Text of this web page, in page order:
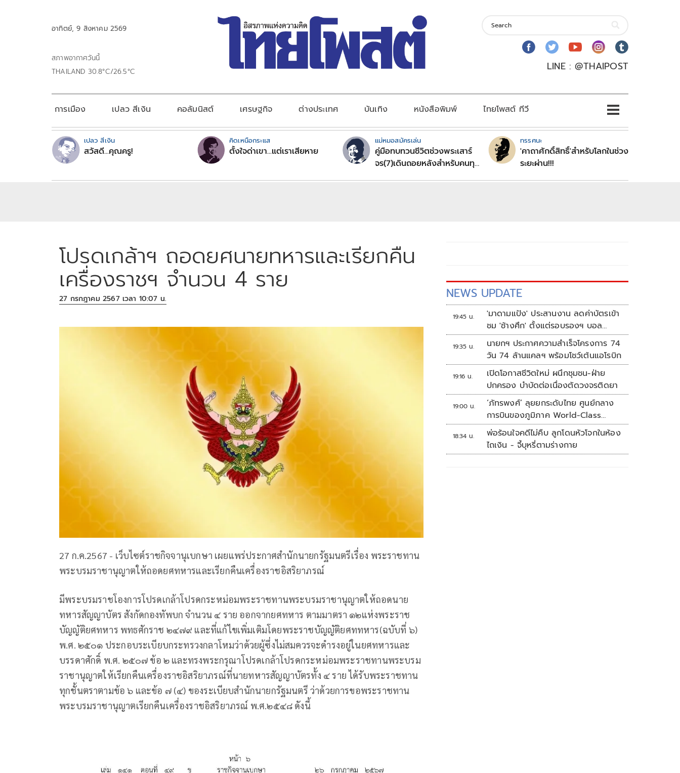
อาทิตย์, 9 สิงหาคม 2569
สภาพอากาศวันนี้
THAILAND 30.8°C/26.5°C
LINE : @THAIPOST
การเมือง เปลว สีเงิน คอลัมนิสต์ เศรษฐกิจ ต่างประเทศ บันเทิง หนังสือพิมพ์ ไทยโพสต์ ทีวี
เปลว สีเงิน
สวัสดี...คุณครู!
คิดเหนือกระแส
ตั้งใจด่าเขา...แต่เราเสียหาย
แม่หมอสมัครเล่น
คู่มือทบทวนชีวิตช่วงพระเสาร์
จร(7)เดินถอยหลังสำหรับคนทุก
ทรรศนะ
'คาถาศักดิ์สิทธิ์'สำหรับโลกในช่วง
ระยะผ่าน!!!
โปรดเกล้าฯ ถอดยศนายทหารและเรียกคืน
เครื่องราชฯ จำนวน 4 ราย
27 กรกฎาคม 2567 เวลา 10:07 น.
27 ก.ค.2567 - เว็บไซต์ราชกิจจานุเบกษา เผยแพร่ประกาศสำนักนายกรัฐมนตรีเรื่อง พระราชทาน
พระบรมราชานุญาตให้ถอดยศทหารและเรียกคืนเครื่องราชอิสริยาภรณ์
มีพระบรมราชโองการโปรดเกล้าโปรดกระหม่อมพระราชทานพระบรมราชานุญาตให้ถอดนาย
ทหารสัญญาบัตร สังกัดกองทัพบก จำนวน ๔ ราย ออกจากยศทหาร ตามมาตรา ๑๒แห่งพระราช
บัญญัติยศทหาร พทธศักราช ๒๔๗๙ และที่แก้ไขเพิ่มเติมโดยพระราชบัญญัติยศททหาร(ฉบับที่ ๖)
พ.ศ. ๒๕๐๑ ประกอบระเบียบกระทรวงกลาโหมว่าด้วยผู้ซึ่งไม่สมควรจะดำรงอยู่ในยศทหารและ
บรรดาศักดิ์ พ.ศ. ๒๕๐๗ ข้อ ๒ และทรงพระกรุณาโปรดเกล้าโปรดกระหม่อมพระราชทานพระบรม
ราชานุญาตให้เรียกคืนเครื่องราชอิสริยาภรณ์ที่นายทหารสัญญาบัตรทั้ง ๔ ราย ได้รับพระราชทาน
ทุกชั้นตราตามข้อ ๖ และข้อ ๗ (๔) ของระเบียบสำนักนายกรัฐมนตรี ว่าด้วยการขอพระราชทาน
พระบรมราชานุญาตเรียกคืนเครื่องราชอิสริยาภรณ์ พ.ศ.๒๕๔๘ ดังนี้
NEWS UPDATE
19:45 น.
'มาดามแป้ง' ประสานงาน ลดค่าบัตรเข้า
ชม 'ช้างศึก' ตั้งแต่รอบรองฯ บอล
อาเซียน
19:35 น.
นายกฯ ประกาศความสำเร็จโครงการ 74
วัน 74 ล้านแคลฯ พร้อมโชว์เต้นแอโรบิก
19:16 น.
เปิดโอกาสชีวิตใหม่ ผนึกชุมชน-ฝ่าย
ปกครอง บำบัดต่อเนื่องตัดวงจรติดยา
19:00 น.
‘ภัทรพงศ์’ ลุยยกระดับไทย ศูนย์กลาง
การบินของภูมิภาค World-Class
Aviation Hub | ห้องข่าวไทยโพสต์สุด
สัปดาห์
18:34 น.
พ่อร้อนใจคดีไม่คืบ ลูกโดนหัวโจกในห้อง
ไถเงิน - จี้บุหรี่ตามร่างกาย